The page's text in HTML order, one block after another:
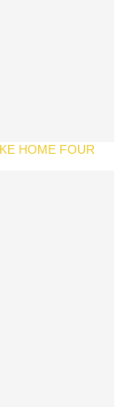
HOME FOUR